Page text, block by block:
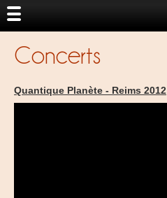
Concerts
Quantique Planète - Reims 2012